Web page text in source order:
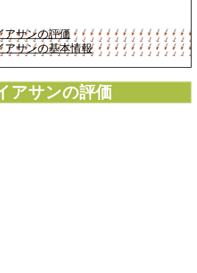
アサンの評価
アサンの基本情報
アサンの評価